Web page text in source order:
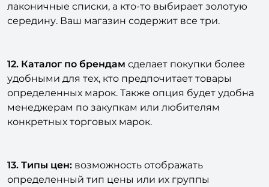
лаконичные списки, а кто-то выбирает золотую
середину. Ваш магазин содержит все три.
12. Каталог по брендам сделает покупки более
удобными для тех, кто предпочитает товары
определенных марок. Также опция будет удобна
менеджерам по закупкам или любителям
конкретных торговых марок.
13. Типы цен: возможность отображать
определенный тип цены или их группы